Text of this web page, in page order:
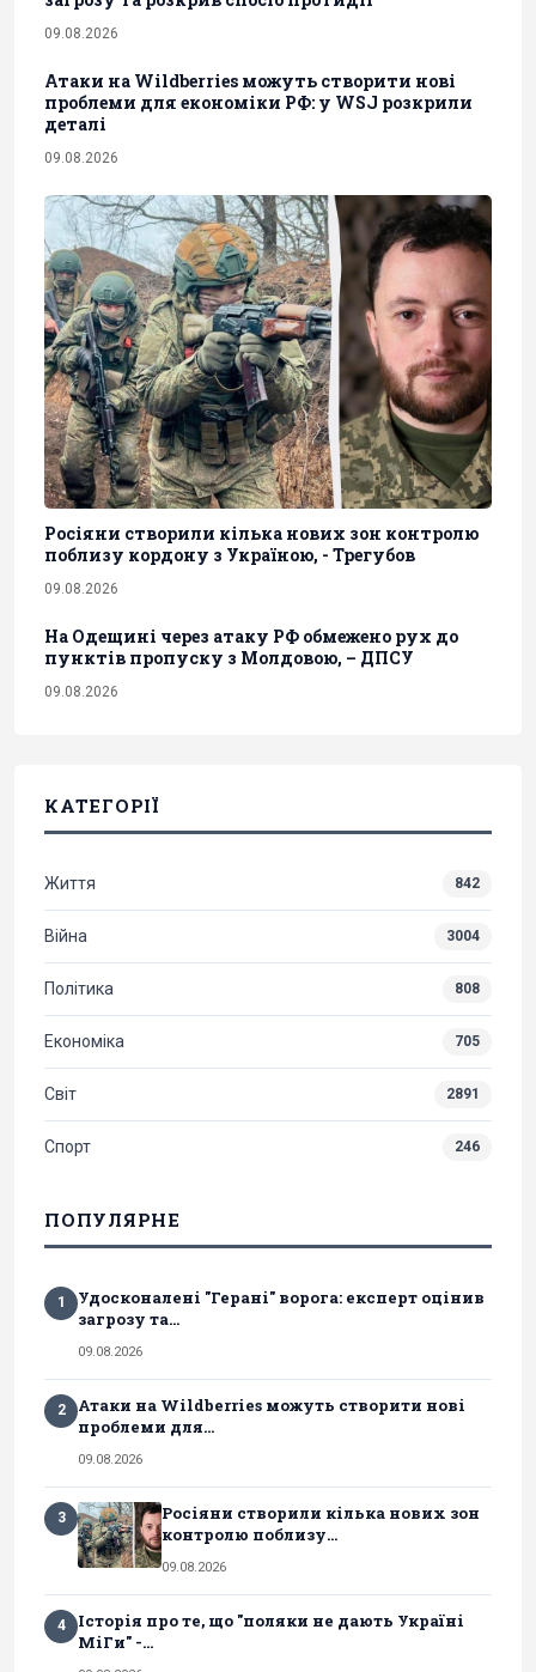
09.08.2026
Атаки на Wildberries можуть створити нові
проблеми для економіки РФ: у WSJ розкрили
деталі
09.08.2026
Росіяни створили кілька нових зон контролю
поблизу кордону з Україною, - Трегубов
09.08.2026
На Одещині через атаку РФ обмежено рух до
пунктів пропуску з Молдовою, – ДПСУ
09.08.2026
КАТЕГОРІЇ
Життя 842
Війна 3004
Політика 808
Економіка 705
Світ 2891
Спорт 246
ПОПУЛЯРНЕ
1
Удосконалені "Герані" ворога: експерт оцінив
загрозу та...
09.08.2026
2
Атаки на Wildberries можуть створити нові
проблеми для...
09.08.2026
3
Росіяни створили кілька нових зон
контролю поблизу...
09.08.2026
4
Історія про те, що "поляки не дають Україні
МіГи" -...